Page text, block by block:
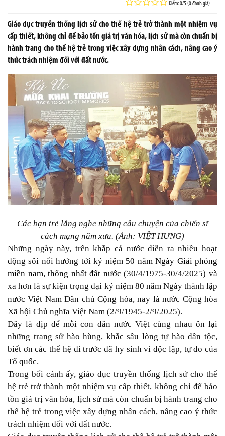
Điểm: 0/5 (0 đánh giá)
Giáo dục truyền thống lịch sử cho thế hệ trẻ trở thành một nhiệm vụ
cấp thiết, không chỉ để bảo tồn giá trị văn hóa, lịch sử mà còn chuẩn bị
hành trang cho thế hệ trẻ trong việc xây dựng nhân cách, nâng cao ý
thức trách nhiệm đối với đất nước.
Các bạn trẻ lắng nghe những câu chuyện của chiến sĩ
cách mạng năm xưa. (Ảnh: VIỆT HƯNG)
Những ngày này, trên khắp cả nước diễn ra nhiều hoạt
động sôi nổi hướng tới kỷ niệm 50 năm Ngày Giải phóng
miền nam, thống nhất đất nước (30/4/1975-30/4/2025) và
xa hơn là sự kiện trọng đại kỷ niệm 80 năm Ngày thành lập
nước Việt Nam Dân chủ Cộng hòa, nay là nước Cộng hòa
Xã hội Chủ nghĩa Việt Nam (2/9/1945-2/9/2025).
Đây là dịp để mỗi con dân nước Việt cùng nhau ôn lại
những trang sử hào hùng, khắc sâu lòng tự hào dân tộc,
biết ơn các thế hệ đi trước đã hy sinh vì độc lập, tự do của
Tổ quốc.
Trong bối cảnh ấy, giáo dục truyền thống lịch sử cho thế
hệ trẻ trở thành một nhiệm vụ cấp thiết, không chỉ để bảo
tồn giá trị văn hóa, lịch sử mà còn chuẩn bị hành trang cho
thế hệ trẻ trong việc xây dựng nhân cách, nâng cao ý thức
trách nhiệm đối với đất nước.